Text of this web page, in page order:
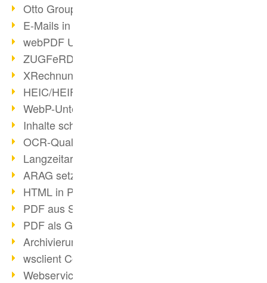
Otto Group Recruiting
E-Mails in PDF
webPDF Update 8.0.0.2176
ZUGFeRD im Überblick
XRechnung Überblick
HEIC/HEIF-Unterstützung
WebP-Unterstützung
Inhalte schwärzen
OCR-Qualität verbessert
Langzeitarchivierung PDF
ARAG setzt auf webPDF
HTML in PDF umwandeln
PDF aus SAP
PDF als Grafik exportieren
Archivierung & Migration
wsclient Converter
Webservice Toolbox (3)